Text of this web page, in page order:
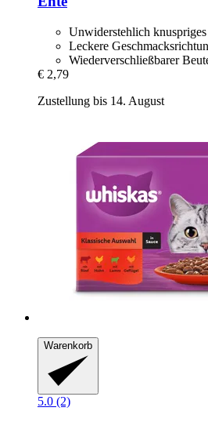
Unwiderstehlich
Leckere
Wiederverschließbarer
€ 2,79
Zustellung bis 14. August
Warenkorb
5.0 (2)